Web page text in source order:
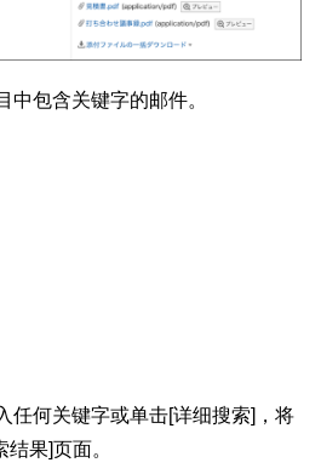
中包含关键字的邮件。
任何关键字或单击[详细搜索]，将
果]页面。